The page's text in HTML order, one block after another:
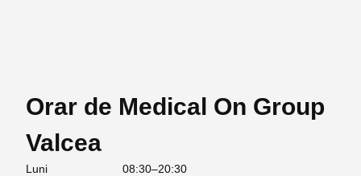
Orar de Medical On Group
Valcea
Luni
08:30–20:30